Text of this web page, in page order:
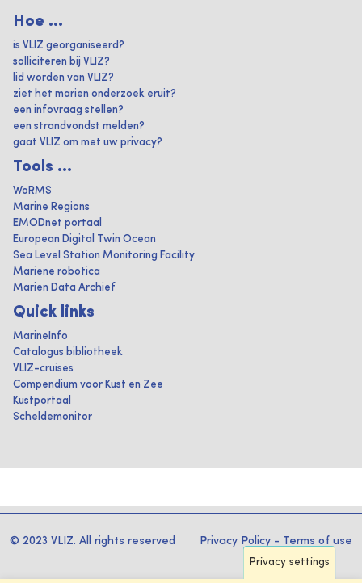
Hoe ...
is VLIZ georganiseerd?
solliciteren bij VLIZ?
lid worden van VLIZ?
ziet het marien onderzoek eruit?
een infovraag stellen?
een strandvondst melden?
gaat VLIZ om met uw privacy?
Tools ...
WoRMS
Marine Regions
EMODnet portaal
European Digital Twin Ocean
Sea Level Station Monitoring Facility
Mariene robotica
Marien Data Archief
Quick links
MarineInfo
Catalogus bibliotheek
VLIZ-cruises
Compendium voor Kust en Zee
Kustportaal
Scheldemonitor
© 2023 VLIZ. All rights reserved Privacy Policy - Terms of use
Privacy settings